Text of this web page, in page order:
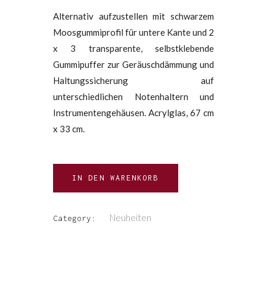
Alternativ aufzustellen mit schwarzem
Moosgummiprofil für untere Kante und 2
x 3 transparente, selbstklebende
Gummipuffer zur Geräuschdämmung und
Haltungssicherung auf
unterschiedlichen Notenhaltern und
Instrumentengehäusen. Acrylglas, 67 cm
x 33 cm.
IN DEN WARENKORB
Category: Neuheiten